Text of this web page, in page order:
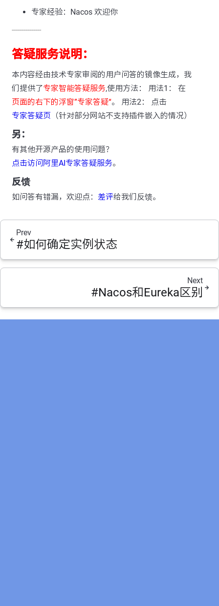
专家经验：Nacos 欢迎你
---------------
答疑服务说明：
本内容经由技术专家审阅的用户问答的镜像生成，我
们提供了专家智能答疑服务,使用方法： 用法1： 在
页面的右下的浮窗”专家答疑“。 用法2： 点击
专家答疑页 （针对部分网站不支持插件嵌入的情况）
另：
有其他开源产品的使用问题？
点击访问阿里AI专家答疑服务。
反馈
如问答有错漏，欢迎点： 差评给我们反馈。
Prev
#如何确定实例状态
Next
#Nacos和Eureka区别